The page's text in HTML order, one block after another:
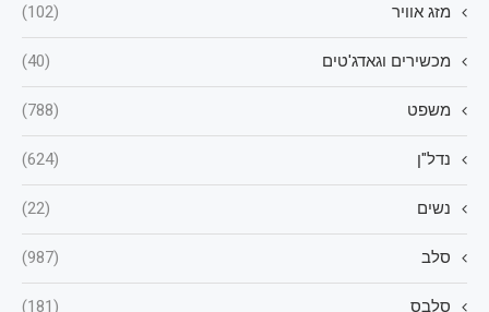
מזג אוויר (102)
מכשירים וגאדג'טים (40)
משפט (788)
נדל"ן (624)
נשים (22)
סלב (987)
סלבס (181)